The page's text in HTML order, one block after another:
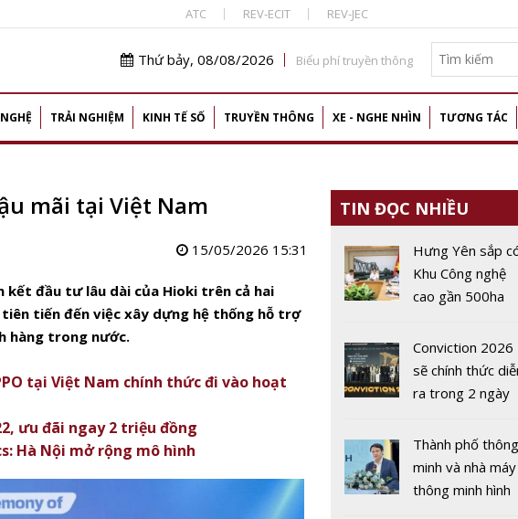
ATC REV-ECIT REV-JEC
Thứ bảy, 08/08/2026 Biểu phí truyền thông
TRẢI NGHIỆM KINH TẾ SỐ TRUYỀN THÔNG XE - NGHE NHÌN TƯƠNG TÁC
mãi tại Việt Nam
15/05/2026 15:31
kết đầu tư lâu dài của Hioki trên cả hai
tiến đến việc xây dựng hệ thống hỗ trợ
hàng trong nước.
tại Việt Nam chính thức đi vào hoạt
ưu đãi ngay 2 triệu đồng
Hà Nội mở rộng mô hình
TIN ĐỌC NHIỀU
Hưng Yên sắp
Khu Công nghệ
cao gần 500ha
robot và IoT
Conviction 2026
sẽ chính thức
ra trong 2 ngày
năm 2026
Thành phố thông
minh và nhà máy
thông minh hình